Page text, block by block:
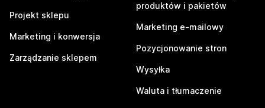
Projekt sklepu
Marketing i konwersja
Zarządzanie sklepem
produktów i pakietów
Marketing e-mailowy
Pozycjonowanie stron
Wysyłka
Waluta i tłumaczenie